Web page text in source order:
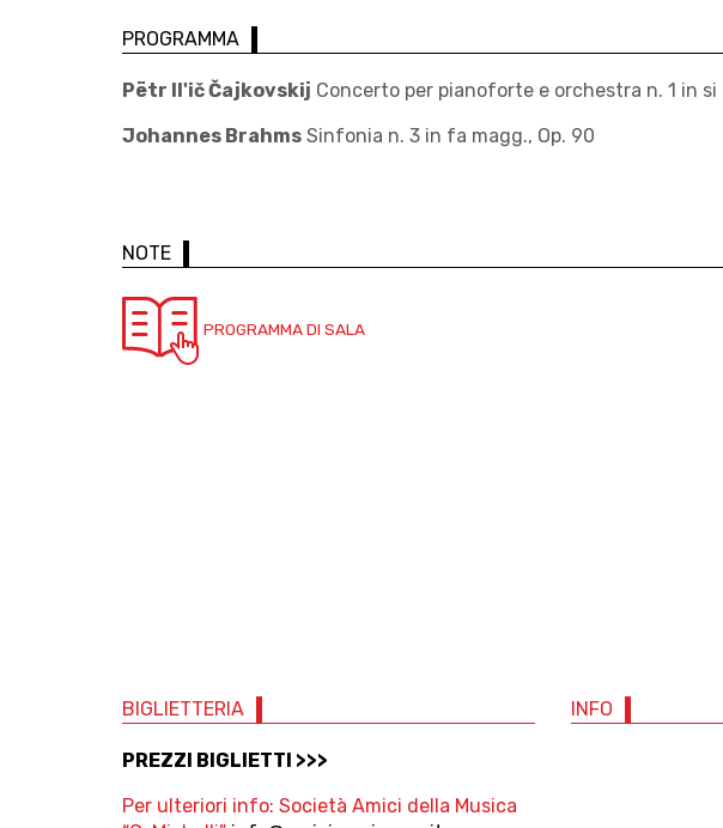
PROGRAMMA
Pëtr Il'ič Čajkovskij Concerto per pianoforte e orchestra n. 1 in si
Johannes Brahms Sinfonia n. 3 in fa magg., Op. 90
NOTE
PROGRAMMA DI SALA
BIGLIETTERIA
PREZZI BIGLIETTI >>>
Per ulteriori info: Società Amici della Musica
INFO